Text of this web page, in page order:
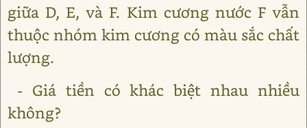
giữa D, E, và F. Kim cương nước F vẫn
thuộc nhóm kim cương có màu sắc chất
lượng.
- Giá tiền có khác biệt nhau nhiều
không?